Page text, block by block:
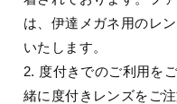
は、伊達メガネ用のレ
いたします。
2. 度付きでのご利用を
緒に度付きレンズをご注